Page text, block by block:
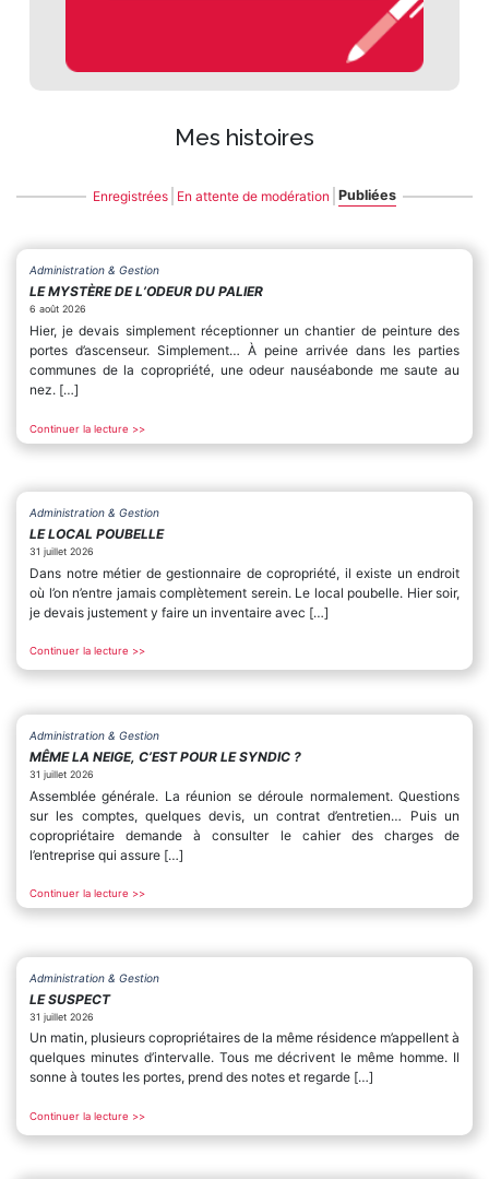
Mes histoires
Enregistrées En attente de modération Publiées
Administration & Gestion
LE MYSTÈRE DE L’ODEUR DU PALIER
6 août 2026
Hier, je devais simplement réceptionner un chantier de peinture des
portes d’ascenseur. Simplement… À peine arrivée dans les parties
communes de la copropriété, une odeur nauséabonde me saute au
nez. […]
Continuer la lecture >>
Administration & Gestion
LE LOCAL POUBELLE
31 juillet 2026
Dans notre métier de gestionnaire de copropriété, il existe un endroit
où l’on n’entre jamais complètement serein. Le local poubelle. Hier soir,
je devais justement y faire un inventaire avec […]
Continuer la lecture >>
Administration & Gestion
MÊME LA NEIGE, C’EST POUR LE SYNDIC ?
31 juillet 2026
Assemblée générale. La réunion se déroule normalement. Questions
sur les comptes, quelques devis, un contrat d’entretien… Puis un
copropriétaire demande à consulter le cahier des charges de
l’entreprise qui assure […]
Continuer la lecture >>
Administration & Gestion
LE SUSPECT
31 juillet 2026
Un matin, plusieurs copropriétaires de la même résidence m’appellent à
quelques minutes d’intervalle. Tous me décrivent le même homme. Il
sonne à toutes les portes, prend des notes et regarde […]
Continuer la lecture >>